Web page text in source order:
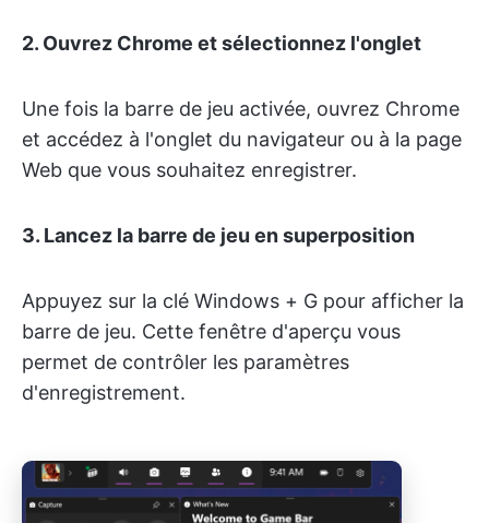
2. Ouvrez Chrome et sélectionnez l'onglet
Une fois la barre de jeu activée, ouvrez Chrome
et accédez à l'onglet du navigateur ou à la page
Web que vous souhaitez enregistrer.
3. Lancez la barre de jeu en superposition
Appuyez sur la clé Windows + G pour afficher la
barre de jeu. Cette fenêtre d'aperçu vous
permet de contrôler les paramètres
d'enregistrement.